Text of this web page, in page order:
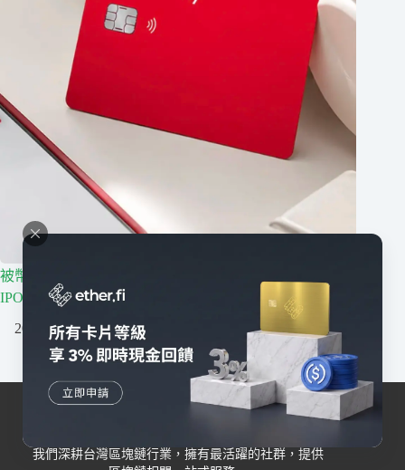
被幣安理賠 4.73 億美元，U 卡龍頭 RedotPay 還能順利
IPO 嗎？
2026/08/06
我們深耕台灣區塊鏈行業，擁有最活躍的社群，提供